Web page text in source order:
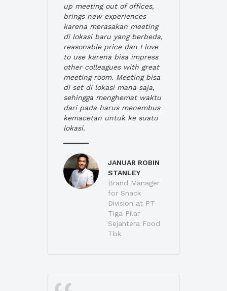
up meeting out of offices,
brings new experiences
karena merasakan meeting
di lokasi baru yang berbeda,
reasonable price dan I love
to use karena bisa impress
other colleagues with great
meeting room. Meeting bisa
di set di lokasi mana saja,
sehingga menghemat waktu
dari pada harus menembus
kemacetan untuk ke suatu
lokasi.
JANUAR ROBIN
STANLEY
Brand Manager
for Snack
Division at PT
Tiga Pilar
Sejahtera Food
Tbk